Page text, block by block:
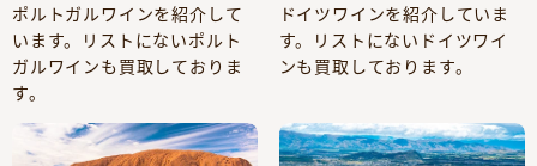
ポルトガルワインを紹介して
います。リストにないポルト
ガルワインも買取しておりま
す。
ドイツワインを紹介していま
す。リストにないドイツワイ
ンも買取しております。